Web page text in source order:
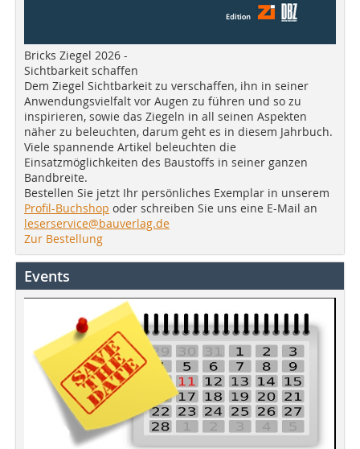
Bricks Ziegel 2026 -
Sichtbarkeit schaffen
Dem Ziegel Sichtbarkeit zu verschaffen, ihn in seiner
Anwendungsvielfalt vor Augen zu führen und so zu
inspirieren, sowie das Ziegeln in all seinen Aspekten
näher zu beleuchten, darum geht es in diesem Jahrbuch.
Viele spannende Artikel beleuchten die
Einsatzmöglichkeiten des Baustoffs in seiner ganzen
Bandbreite.
Bestellen Sie jetzt Ihr persönliches Exemplar in unserem
Profil-Buchshop oder schreiben Sie uns eine E-Mail an
leserservice@bauverlag.de
Zur Bestellung
Events